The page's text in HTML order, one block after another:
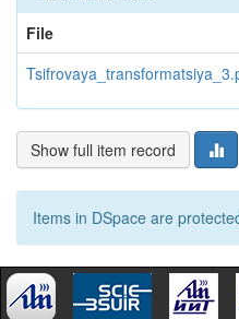
File
Show full item record
Items in DSpace are